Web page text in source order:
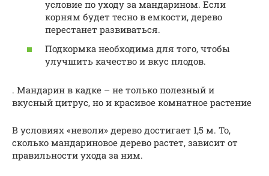
условие по уходу за мандарином. Если
корням будет тесно в емкости, дерево
перестанет развиваться.
Подкормка необходима для того, чтобы
улучшить качество и вкус плодов.
. Мандарин в кадке – не только полезный и
вкусный цитрус, но и красивое комнатное растение
В условиях «неволи» дерево достигает 1,5 м. То,
сколько мандариновое дерево растет, зависит от
правильности ухода за ним.